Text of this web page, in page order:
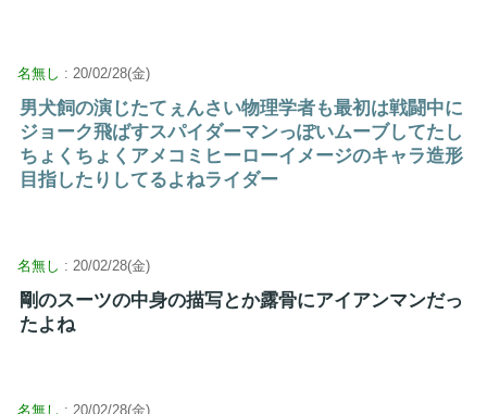
名無し : 20/02/28(金)
男犬飼の演じたてぇんさい物理学者も最初は戦闘中に
ジョーク飛ばすスパイダーマンっぽいムーブしてたし
ちょくちょくアメコミヒーローイメージのキャラ造形
目指したりしてるよねライダー
名無し : 20/02/28(金)
剛のスーツの中身の描写とか露骨にアイアンマンだっ
たよね
名無し : 20/02/28(金)